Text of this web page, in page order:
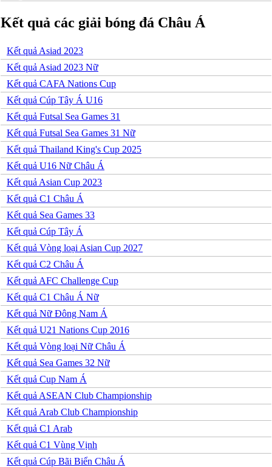
Georgia
Gibralta
Iceland
Kazakhstan
Liechtenstein
Lithuania
Luxembourg
Malta
Na Uy
San Marino
Slovakia
Slovenia
Thổ Nhĩ Kỳ
Ukraina
Đan Mạch
Nhật Bản
Hàn Quốc
Trung Quốc
Arập Xêút
Hồng Kông
Kết quả các giải bóng đá Châu Á
Kết quả Asiad 2023
Kết quả Asiad 2023 Nữ
Kết quả CAFA Nations Cup
Kết quả Cúp Tây Á U16
Kết quả Futsal Sea Games 31
Kết quả Futsal Sea Games 31 Nữ
Kết quả Thailand King's Cup 2025
Kết quả U16 Nữ Châu Á
Kết quả Asian Cup 2023
Kết quả C1 Châu Á
Kết quả Sea Games 33
Kết quả Cúp Tây Á
Kết quả Vòng loại Asian Cup 2027
Kết quả C2 Châu Á
Kết quả AFC Challenge Cup
Kết quả C1 Châu Á Nữ
Kết quả Nữ Đông Nam Á
Kết quả U21 Nations Cup 2016
Kết quả Vòng loại Nữ Châu Á
Kết quả Sea Games 32 Nữ
Kết quả Cup Nam Á
Kết quả ASEAN Club Championship
Kết quả Arab Club Championship
Kết quả C1 Arab
Kết quả C1 Vùng Vịnh
Kết quả Cúp Bãi Biển Châu Á